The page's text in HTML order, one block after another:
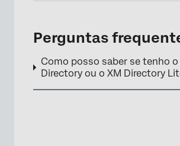
Perguntas
Como posso saber se tenho o
Directory ou o XM Directory